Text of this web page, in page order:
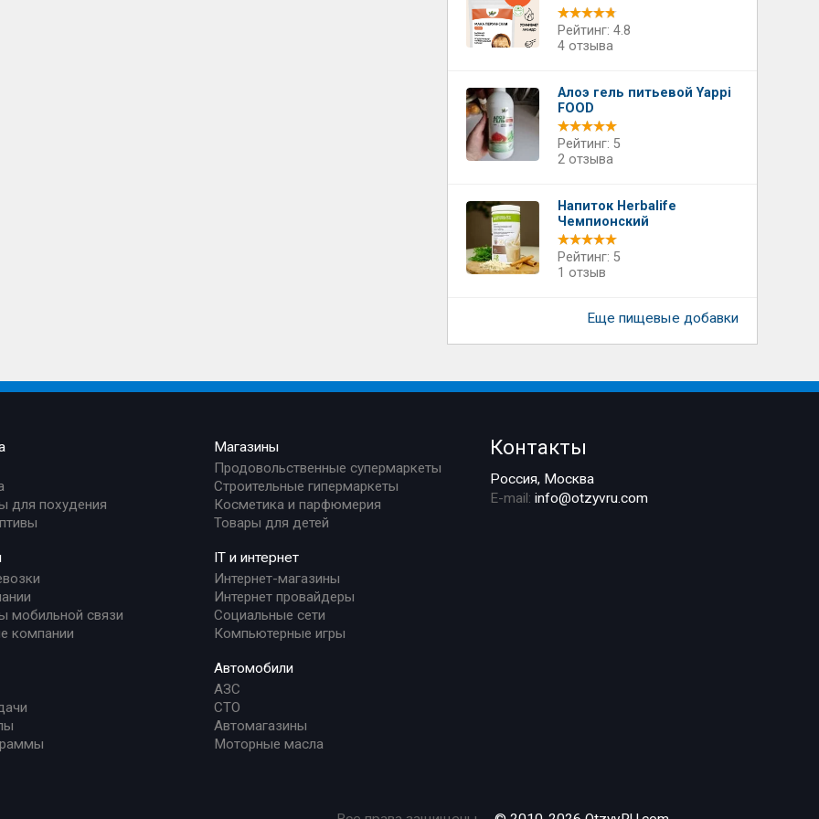
Рейтинг: 4.8
4 отзыва
Алоэ гель питьевой Yappi
FOOD
Рейтинг: 5
2 отзыва
Напиток Herbalife
Чемпионский
Рейтинг: 5
1 отзыв
Еще пищевые добавки
для похудения
мобильной связи
компании
Магазины
Продовольственные супермаркеты
Строительные гипермаркеты
Косметика и парфюмерия
Товары для детей
IT и интернет
Интернет-магазины
Интернет провайдеры
Социальные сети
Компьютерные игры
Автомобили
АЗС
СТО
Автомагазины
Моторные масла
Контакты
Россия, Москва
E-mail:info@otzyvru.com